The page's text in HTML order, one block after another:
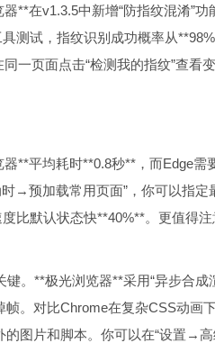
**在v1.3.5中新增“防指纹混淆”
测试，指纹识别成功概率从
一页面点击“检测我的指纹”查看
**平均耗时**0.8秒**，而Edge需
→预加载常用页面”，你可以指
比默认状态快**40%**。更值得
。**极光浏览器**采用“异步合
。对比Chrome在复杂CSS动画
图片和脚本。你可以在“设置→